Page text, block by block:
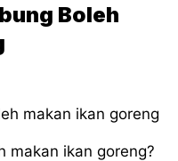
Boleh
makan ikan goreng?